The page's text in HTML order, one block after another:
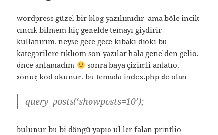
wordpress güzel bir blog yazılımıdır. ama böle incik
cıncık bilmem hiç genelde temayı giydirir
kullanırım. neyse gece gece kibaki dioki bu
kategorilere tıklıom son yazılar hala genelden gelio.
önce anlamadım
sonra baya çizimli anlatıo.
sonuç kod okunur. bu temada index.php de olan
query_posts(‘showposts=10’);
bulunur bu bi döngü yapıo ul ler falan printlio.